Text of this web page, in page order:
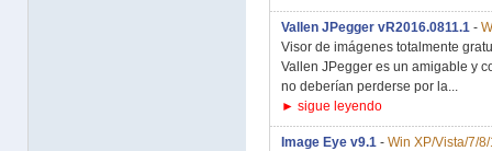
Vallen JPegger vR2016.0811.1 -
Visor de imágenes totalmente
Vallen JPegger es un amigable y
no deberían perderse por la...
► sigue leyendo
Image Eye v9.1 - Win XP/Vista/7/